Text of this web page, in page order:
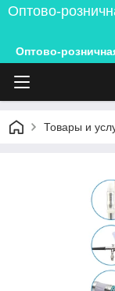
Оптово-
Оптово-
Товары и